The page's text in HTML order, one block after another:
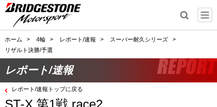
ホーム > 4輪 > レポート/速報 > スーパー耐久シリーズ
>
リザルト決勝/予選
レポート/速報
レポート/速報トップに戻る
ST-X 第1戦 race2